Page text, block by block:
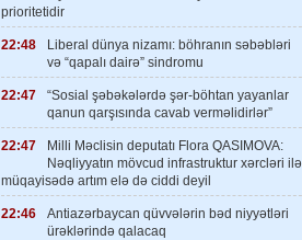
prioritetidir
22:48
Liberal dünya nizamı: böhranın səbəbləri
və “qapalı dairə” sindromu
22:47
“Sosial şəbəkələrdə şər-böhtan yayanlar
qanun qarşısında cavab verməlidirlər”
22:47
Milli Məclisin deputatı Flora QASIMOVA:
Nəqliyyatın mövcud infrastruktur xərcləri ilə
müqayisədə artım elə də ciddi deyil
22:46
Antiazərbaycan qüvvələrin bəd niyyətləri
ürəklərində qalacaq